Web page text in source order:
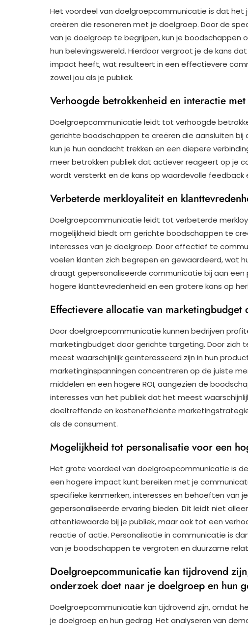
Het voordeel van doelgroepcommunicatie is dat
creëren die resoneren met je doelgroep. Door de
van je doelgroep te begrijpen, kun je boodschappen
hun belevingswereld. Hierdoor vergroot je de kans
impact heeft, wat resulteert in een effectievere
zowel jou als je publiek.
Verhoogde betrokkenheid en interactie
Doelgroepcommunicatie leidt tot verhoogde
gerichte boodschappen te creëren die aansluiten
kun je hun aandacht trekken en een diepere
meer betrokken publiek dat actiever reageert op je
wordt versterkt en de kans op waardevolle
Verbeterde merkloyaliteit en
Doelgroepcommunicatie leidt tot verbeterde
mogelijkheid biedt om gerichte boodschappen te
interesses van je doelgroep. Door effectief te
voelen klanten zich begrepen en gewaardeerd, wat
draagt gepersonaliseerde communicatie bij aan
hogere klanttevredenheid en een grotere kans op
Effectievere allocatie van
Door doelgroepcommunicatie kunnen bedrijven
marketingbudget door gerichte targeting. Door zich
meest waarschijnlijk geïnteresseerd zijn in hun
marketinginspanningen concentreren op de juiste
middelen en een hogere ROI, aangezien de
interesses van het publiek dat het meest
doeltreffende en kostenefficiënte
als de consument.
Mogelijkheid tot personalisatie voor een
Het grote voordeel van doelgroepcommunicatie is
een hogere impact kunt bereiken met je
specifieke kenmerken, interesses en behoeften van
gepersonaliseerde ervaring bieden. Dit leidt niet
attentiewaarde bij je publiek, maar ook tot een
reactie of actie. Personalisatie in communicatie is
van je boodschappen te vergroten en duurzame
Doelgroepcommunicatie kan tijdrovend
onderzoek doet naar je doelgroep en hun
Doelgroepcommunicatie kan tijdrovend zijn, omdat
je doelgroep en hun gedrag. Het analyseren van